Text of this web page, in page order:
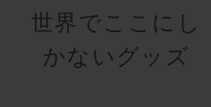
世界でここにし
かないグッズ